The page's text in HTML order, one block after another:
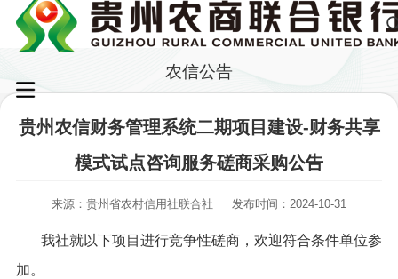
农信公告
贵州农信财务管理系统二期项目建设-财务共享
模式试点咨询服务磋商采购公告
来源：贵州省农村信用社联合社 发布时间：2024-10-31
我社就以下项目进行竞争性磋商，欢迎符合条件单位参
加。